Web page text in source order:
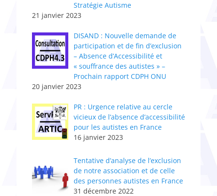
Stratégie Autisme
21 janvier 2023
DISAND : Nouvelle demande de
participation et de fin d’exclusion
– Absence d’Accessibilité et
« souffrance des autistes » –
Prochain rapport CDPH ONU
20 janvier 2023
PR : Urgence relative au cercle
vicieux de l’absence d’accessibilité
pour les autistes en France
16 janvier 2023
Tentative d’analyse de l’exclusion
de notre association et de celle
des personnes autistes en France
31 décembre 2022